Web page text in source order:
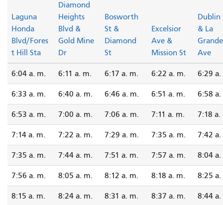
Laguna
Honda
Blvd/Fores
t Hill Sta
Diamond
Heights
Blvd &
Gold Mine
Dr
Bosworth
St &
Diamond
St
Excelsior
Ave &
Mission St
Dublin
& La
Grande
Ave
6:04 a. m. 6:11 a. m. 6:17 a. m. 6:22 a. m. 6:29 a.
6:33 a. m. 6:40 a. m. 6:46 a. m. 6:51 a. m. 6:58 a.
6:53 a. m. 7:00 a. m. 7:06 a. m. 7:11 a. m. 7:18 a.
7:14 a. m. 7:22 a. m. 7:29 a. m. 7:35 a. m. 7:42 a.
7:35 a. m. 7:44 a. m. 7:51 a. m. 7:57 a. m. 8:04 a.
7:56 a. m. 8:05 a. m. 8:12 a. m. 8:18 a. m. 8:25 a.
8:15 a. m. 8:24 a. m. 8:31 a. m. 8:37 a. m. 8:44 a.